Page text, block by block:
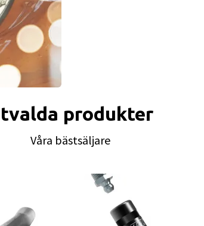
produkter
Våra bästsäljare